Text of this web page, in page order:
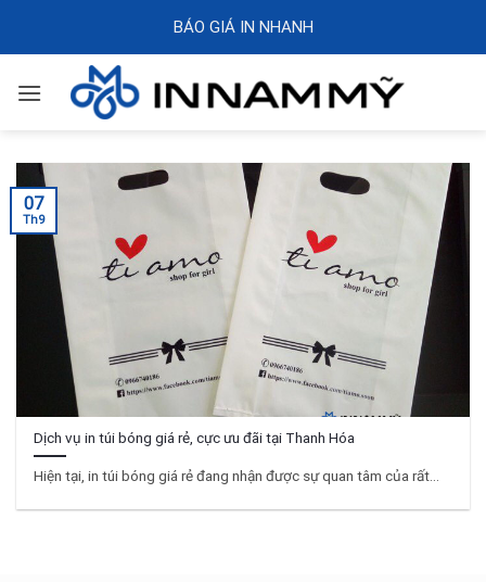
BÁO GIÁ IN NHANH
Dịch vụ in túi bóng giá rẻ, cực ưu đãi tại Thanh Hóa
Hiện tại, in túi bóng giá rẻ đang nhận được sự quan tâm của rất...
07
Th9